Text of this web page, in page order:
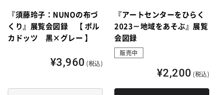
『須藤玲子：NUNOの布づ
くり』展覧会図録 【 ポル
カドッツ 黒×グレー 】
¥3,960 (税込)
『アートセンターをひらく
2023－地域をあそぶ』展覧
会図録
販売中
¥2,200 (税込)